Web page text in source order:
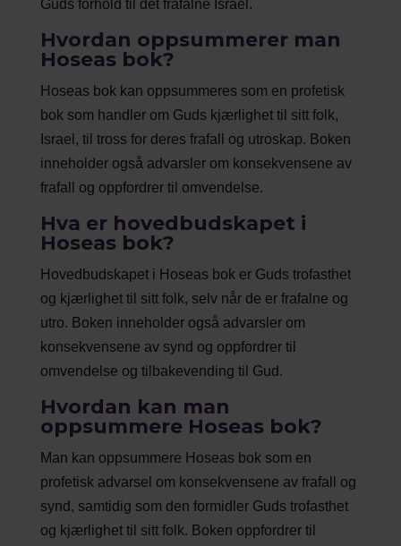
Guds forhold til det frafalne Israel.
Hvordan oppsummerer man
Hoseas bok?
Hoseas bok kan oppsummeres som en profetisk
bok som handler om Guds kjærlighet til sitt folk,
Israel, til tross for deres frafall og utroskap. Boken
inneholder også advarsler om konsekvensene av
frafall og oppfordrer til omvendelse.
Hva er hovedbudskapet i
Hoseas bok?
Hovedbudskapet i Hoseas bok er Guds trofasthet
og kjærlighet til sitt folk, selv når de er frafalne og
utro. Boken inneholder også advarsler om
konsekvensene av synd og oppfordrer til
omvendelse og tilbakevending til Gud.
Hvordan kan man
oppsummere Hoseas bok?
Man kan oppsummere Hoseas bok som en
profetisk advarsel om konsekvensene av frafall og
synd, samtidig som den formidler Guds trofasthet
og kjærlighet til sitt folk. Boken oppfordrer til